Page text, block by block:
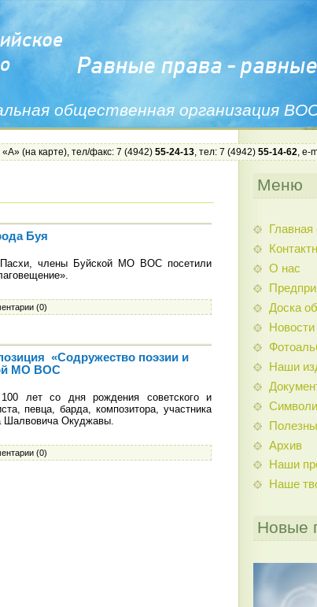
общественная организация
«А» (на карте), тел/факс: 7 (4942) 55-24-13, тел: 7 (4942) 55-14-62, e-
Буя
Пасхи, члены Буйской МО ВОС посетили
(0)
«Содружество поэзии и
МО ВОС
лет со дня рождения советского и
певца, барда, композитора, участника
Шалвовича Окуджавы.
(0)
Меню
Главная
О нас
Доска
Новости
Наши
Архив
Наши
Наше
Новые